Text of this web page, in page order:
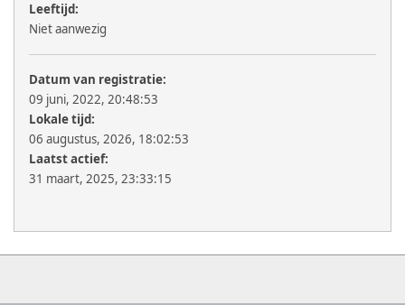
Leeftijd:
Niet aanwezig
Datum van registratie:
09 juni, 2022, 20:48:53
Lokale tijd:
06 augustus, 2026, 18:02:53
Laatst actief:
31 maart, 2025, 23:33:15